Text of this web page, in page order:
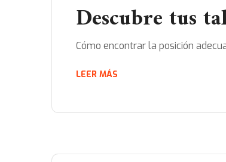
Descubre tus
Cómo encontrar la posición
LEER MÁS